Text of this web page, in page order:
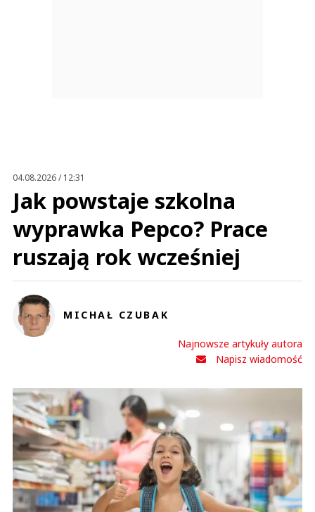
04.08.2026 / 12:31
Jak powstaje szkolna
wyprawka Pepco? Prace
ruszają rok wcześniej
MICHAŁ CZUBAK
Najnowsze artykuły autora
Napisz wiadomość